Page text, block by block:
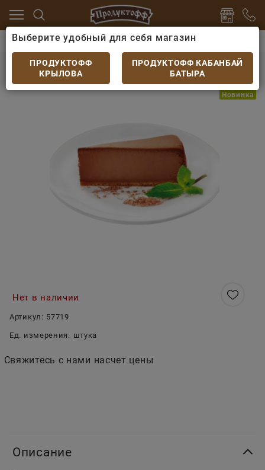
Торты, пирожные, чизкейки
Чизкейк
Чизкейк Cheeseberry Шоколадный 1 порция
Новинка
Нет в наличии
Артикул: 57719
Ед. измерения: штука
Свяжитесь с нами насчет цены
Описание
Выберите удобный для себя магазин
ПРОДУКТОФФ
КРЫЛОВА
ПРОДУКТОФФ КАБАНБАЙ
БАТЫРА